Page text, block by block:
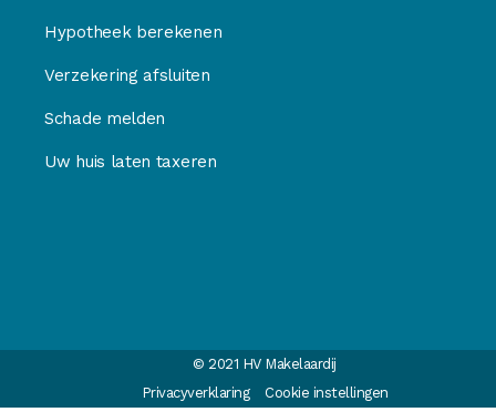
Hypotheek berekenen
Verzekering afsluiten
Schade melden
Uw huis laten taxeren
© 2021 HV Makelaardij
Privacyverklaring
Cookie instellingen